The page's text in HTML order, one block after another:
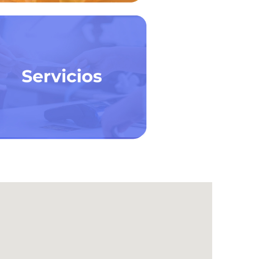
+ Servicios bancarios + Salud
Belleza